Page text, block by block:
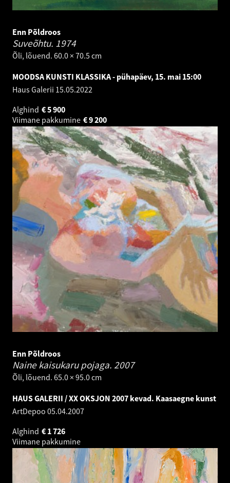
Enn Põldroos
Suveõhtu. 1974
Õli, lõuend. 60.0 × 70.5 cm
MOODSA KUNSTI KLASSIKA - pühapäev, 15. mai 15:00
Haus Galerii 15.05.2022
Alghind
5 900
€
Viimane pakkumine
9 200
€
Enn Põldroos
Naine kaisukaru pojaga. 2007
Õli, lõuend. 65.0 × 95.0 cm
HAUS GALERII / XX OKSJON 2007 kevad. Kaasaegne kunst
ArtDepoo 05.04.2007
Alghind
1 726
€
Viimane pakkumine